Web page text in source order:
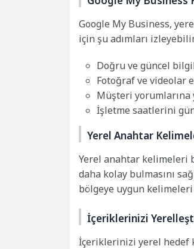
Google My Business,
için şu adımları
Doğru ve güncel
Fotoğraf ve videolar
Müşteri yorumlarına
İşletme saatlerini
Yerel Anahtar
Yerel anahtar kelimeleri
daha kolay bulmasını
bölgeye uygun
İçeriklerinizi
İçeriklerinizi yerel hedef